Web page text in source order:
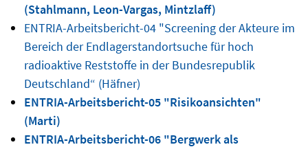
(Stahlmann, Leon-Vargas, Mintzlaff)
ENTRIA-Arbeitsbericht-04 "Screening der Akteure im
Bereich der Endlagerstandortsuche für hoch
radioaktive Reststoffe in der Bundesrepublik
Deutschland“ (Häfner)
ENTRIA-Arbeitsbericht-05 "Risikoansichten"
(Marti)
ENTRIA-Arbeitsbericht-06 "Bergwerk als